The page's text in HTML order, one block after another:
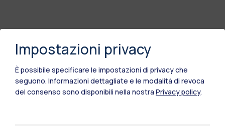
Impostazioni privacy
È possibile specificare le impostazioni di privacy che
seguono. Informazioni dettagliate e le modalità di revoca
del consenso sono disponibili nella nostra Privacy policy.